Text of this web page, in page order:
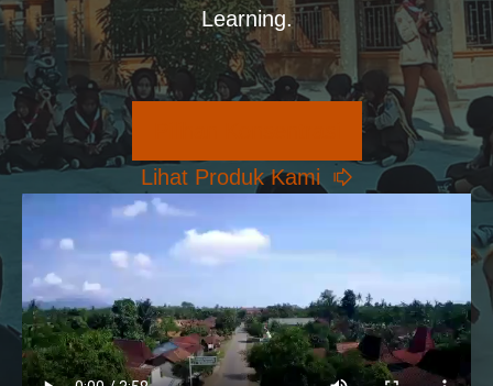
Learning.
Lihat Produk Kami